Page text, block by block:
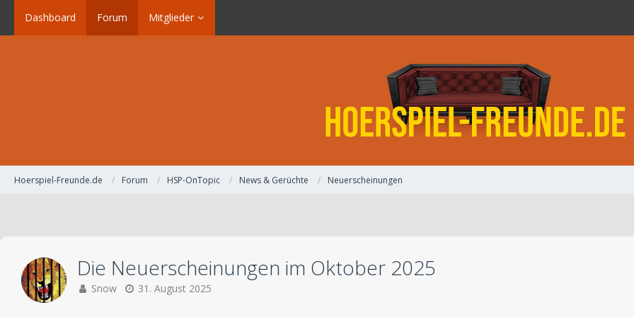
Dashboard Forum Mitglieder
Hoerspiel-Freunde.de Forum HSP-OnTopic News & Gerüchte Neuerscheinungen
Die Neuerscheinungen im Oktober 2025
Snow 31. August 2025